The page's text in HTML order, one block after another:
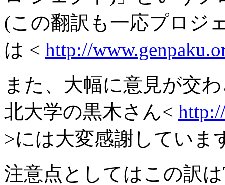
(この翻訳も一応プロジ
は < http://
また、大幅に意見が交
北大学の黒木さん<
>には大変感謝していま
注意点としてはこの訳